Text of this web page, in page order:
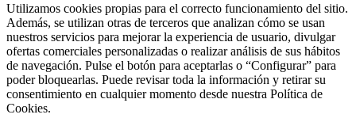
Utilizamos cookies propias para el correcto funcionamiento del sitio.
Además, se utilizan otras de terceros que analizan cómo se usan
nuestros servicios para mejorar la experiencia de usuario, divulgar
ofertas comerciales personalizadas o realizar análisis de sus hábitos
de navegación. Pulse el botón para aceptarlas o “Configurar” para
poder bloquearlas. Puede revisar toda la información y retirar su
consentimiento en cualquier momento desde nuestra Política de
Cookies.